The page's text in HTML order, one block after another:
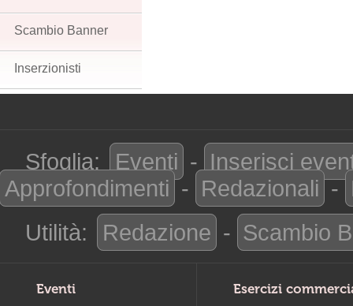
Scambio Banner
Inserzionisti
Sfoglia: Eventi - Inserisci
Approfondimenti - Redazionali -
Utilità:
Redazione - Scambio
Eventi Esercizi